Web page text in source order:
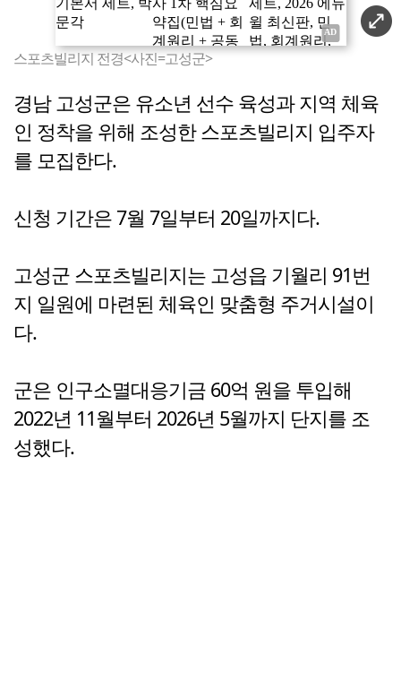
스포츠빌리지 전경<사진=고성군>
경남 고성군은 유소년 선수 육성과 지역 체육
인 정착을 위해 조성한 스포츠빌리지 입주자
를 모집한다.
신청 기간은 7월 7일부터 20일까지다.
고성군 스포츠빌리지는 고성읍 기월리 91번
지 일원에 마련된 체육인 맞춤형 주거시설이
다.
군은 인구소멸대응기금 60억 원을 투입해
2022년 11월부터 2026년 5월까지 단지를 조
성했다.